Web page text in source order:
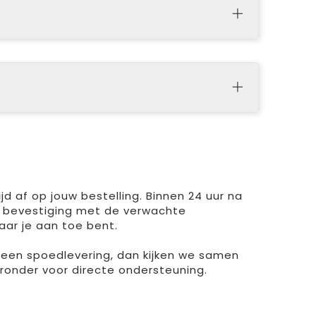
af op jouw bestelling. Binnen 24 uur na
met de verwachte
je aan toe bent.
spoedlevering, dan kijken we samen
voor directe ondersteuning.